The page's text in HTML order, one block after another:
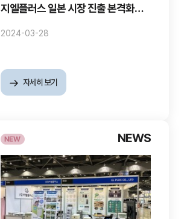
지엘플러스 일본 시장 진출 본격화로
2024-03-28
자세히 보기
NEWS